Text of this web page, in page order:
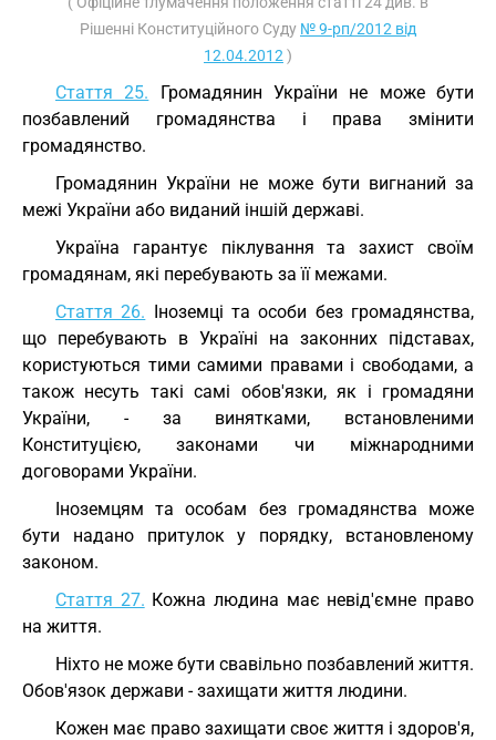
Рішенні Конституційного Суду № 9-рп/2012 від
12.04.2012 )
Стаття 25. Громадянин України не може бути
позбавлений громадянства і права змінити
громадянство.
Громадянин України не може бути вигнаний за
межі України або виданий іншій державі.
Україна гарантує піклування та захист своїм
громадянам, які перебувають за її межами.
Стаття 26. Іноземці та особи без громадянства,
що перебувають в Україні на законних підставах,
користуються тими самими правами і свободами, а
також несуть такі самі обов'язки, як і громадяни
України, - за винятками, встановленими
Конституцією, законами чи міжнародними
договорами України.
Іноземцям та особам без громадянства може
бути надано притулок у порядку, встановленому
законом.
Стаття 27. Кожна людина має невід'ємне право
на життя.
Ніхто не може бути свавільно позбавлений життя.
Обов'язок держави - захищати життя людини.
Кожен має право захищати своє життя і здоров'я,